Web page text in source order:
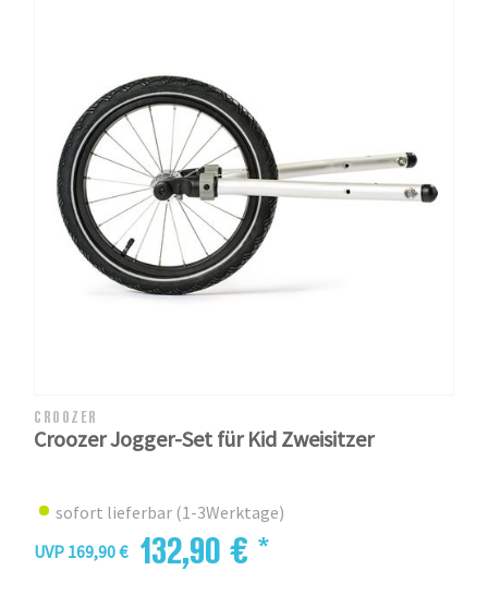
CROOZER
Croozer Jogger-Set für Kid Zweisitzer
sofort lieferbar (1-3Werktage)
UVP 169,90 € 132,90 € *